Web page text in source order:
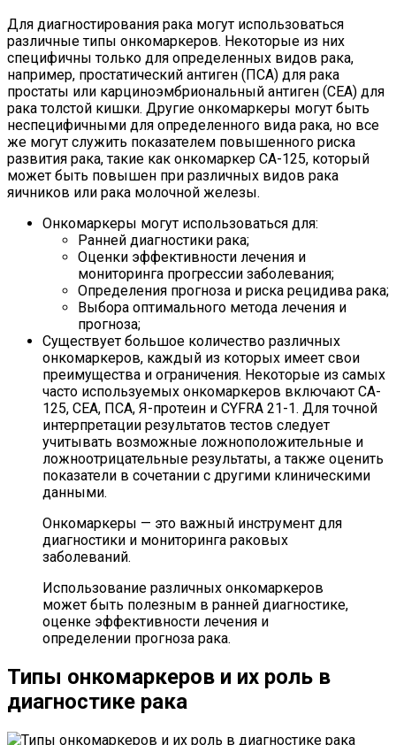
Для диагностирования рака могут использоваться
различные типы онкомаркеров. Некоторые из них
специфичны только для определенных видов рака,
например, простатический антиген (ПСА) для рака
простаты или карциноэмбриональный антиген (СЕА) для
рака толстой кишки. Другие онкомаркеры могут быть
неспецифичными для определенного вида рака, но все
же могут служить показателем повышенного риска
развития рака, такие как онкомаркер CA-125, который
может быть повышен при различных видов рака
яичников или рака молочной железы.
Онкомаркеры могут использоваться для:
Ранней диагностики рака;
Оценки эффективности лечения и
мониторинга прогрессии заболевания;
Определения прогноза и риска рецидива рака;
Выбора оптимального метода лечения и
прогноза;
Существует большое количество различных
онкомаркеров, каждый из которых имеет свои
преимущества и ограничения. Некоторые из самых
часто используемых онкомаркеров включают CA-
125, CEA, ПСА, Я-протеин и CYFRA 21-1. Для точной
интерпретации результатов тестов следует
учитывать возможные ложноположительные и
ложноотрицательные результаты, а также оценить
показатели в сочетании с другими клиническими
данными.
Онкомаркеры — это важный инструмент для
диагностики и мониторинга раковых
заболеваний.
Использование различных онкомаркеров
может быть полезным в ранней диагностике,
оценке эффективности лечения и
определении прогноза рака.
Типы онкомаркеров и их роль в
диагностике рака